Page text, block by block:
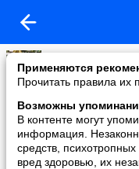
Применяются
Прочитать правила
Возможны
В контенте могут
информация.
средств,
вред здоровью, их
гнеушева маиса
added a photo
20 Sep в 12:36